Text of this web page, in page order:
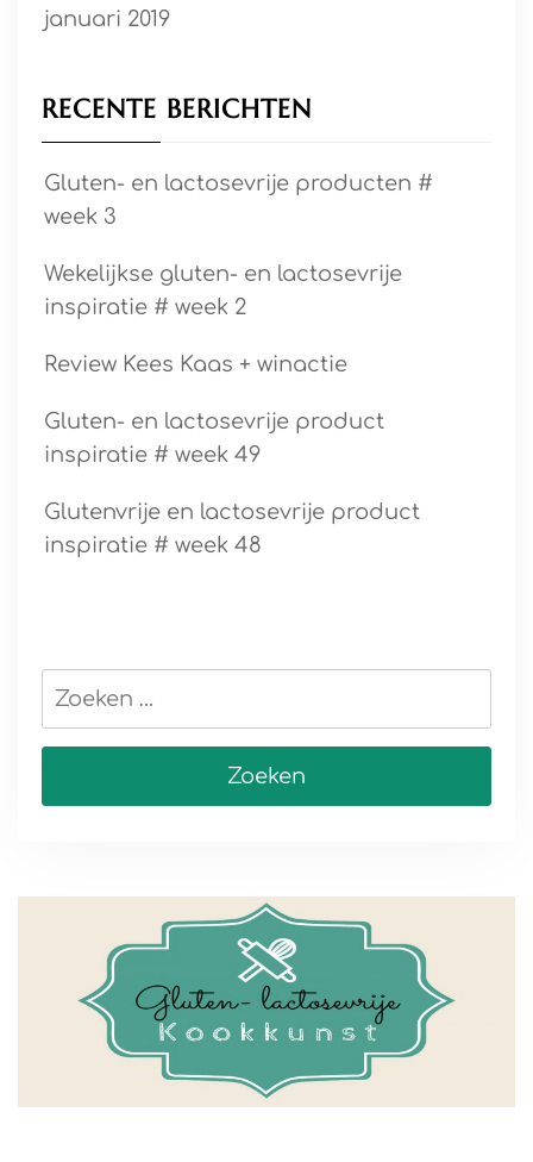
januari 2019
RECENTE BERICHTEN
Gluten- en lactosevrije producten #
week 3
Wekelijkse gluten- en lactosevrije
inspiratie # week 2
Review Kees Kaas + winactie
Gluten- en lactosevrije product
inspiratie # week 49
Glutenvrije en lactosevrije product
inspiratie # week 48
Zoeken